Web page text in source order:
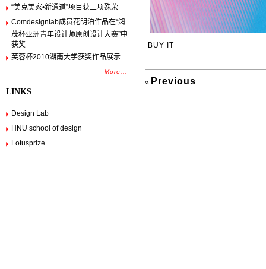
“美克美家•新通道”项目获三项殊荣
Comdesignlab成员花明泊作品在“鸿
茂杯亚洲青年设计师原创设计大赛”中
获奖
芙蓉杯2010湖南大学获奖作品展示
More...
LINKS
Design Lab
HNU school of design
Lotusprize
BUY IT
« Previous